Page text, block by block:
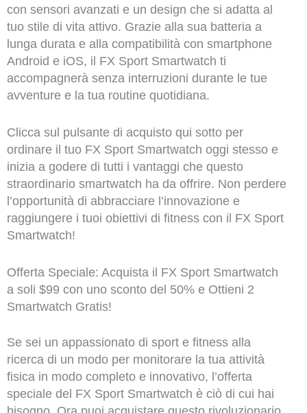
con sensori avanzati e un design che si adatta al
tuo stile di vita attivo. Grazie alla sua batteria a
lunga durata e alla compatibilità con smartphone
Android e iOS, il FX Sport Smartwatch ti
accompagnerà senza interruzioni durante le tue
avventure e la tua routine quotidiana.
Clicca sul pulsante di acquisto qui sotto per
ordinare il tuo FX Sport Smartwatch oggi stesso e
inizia a godere di tutti i vantaggi che questo
straordinario smartwatch ha da offrire. Non perdere
l’opportunità di abbracciare l’innovazione e
raggiungere i tuoi obiettivi di fitness con il FX Sport
Smartwatch!
Offerta Speciale: Acquista il FX Sport Smartwatch
a soli $99 con uno sconto del 50% e Ottieni 2
Smartwatch Gratis!
Se sei un appassionato di sport e fitness alla
ricerca di un modo per monitorare la tua attività
fisica in modo completo e innovativo, l’offerta
speciale del FX Sport Smartwatch è ciò di cui hai